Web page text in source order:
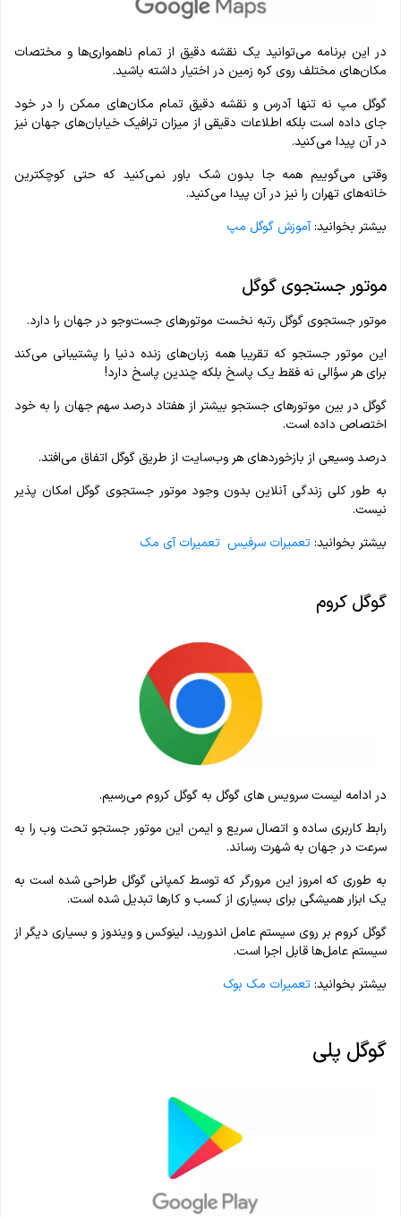
در این برنامه می‌توانید یک نقشه دقیق از تمام ناهمواری‌ها و مختصات
مکان‌های مختلف روی کره زمین در اختیار داشته باشید.
گوگل مپ نه تنها آدرس و نقشه دقیق تمام مکان‌های ممکن را در خود
جای داده است بلکه اطلاعات دقیقی از میزان ترافیک خیابان‌های جهان نیز
در آن پیدا می‌کنید.
وقتی می‌گوییم همه جا بدون شک باور نمی‌کنید که حتی کوچکترین
خانه‌های تهران را نیز در آن پیدا می‌کنید.
بیشتر بخوانید:آموزش گوگل مپ
موتور جستجوی گوگل
موتور جستجوی گوگل رتبه نخست موتور‌های جست‌وجو در جهان را دارد.
این موتور جستجو که تقریبا همه زبان‌های زنده دنیا را پشتیبانی می‌کند
برای هر سؤالی نه فقط یک پاسخ بلکه چندین پاسخ دارد!
گوگل در بین موتورهای جستجو بیشتر از هفتاد درصد سهم جهان را به خود
اختصاص داده است.
درصد وسیعی از بازخوردهای هر وب‌سایت از طریق گوگل اتفاق می‌افتد.
به طور کلی زندگی آنلاین بدون وجود موتور جستجوی گوگل امکان پذیر
نیست.
بیشتر بخوانید:تعمیرات سرفیس تعمیرات آی مک
گوگل کروم
در ادامه لیست سرویس های گوگل به گوگل کروم می‌رسیم.
رابط کاربری ساده و اتصال سریع و ایمن این موتور جستجو تحت وب را به
سرعت در جهان به شهرت رساند.
به طوری که امروز این مرورگر که توسط کمپانی گوگل طراحی شده است به
یک ابزار همیشگی برای بسیاری از کسب و کار‌ها تبدیل شده است.
گوگل کروم بر روی سیستم عامل اندورید، لینوکس و ویندوز و بسیاری دیگر از
سیستم عامل‌ها قابل اجرا است.
بیشتر بخوانید:تعمیرات مک بوک
گوگل پلی